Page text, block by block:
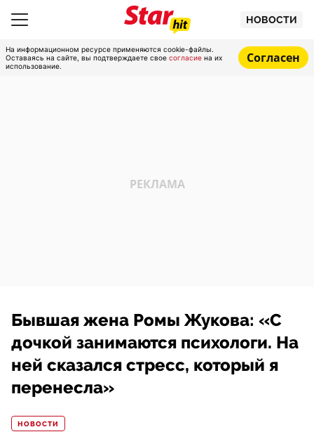
НОВОСТИ
На информационном ресурсе применяются cookie-файлы.
Оставаясь на сайте, вы подтверждаете свое согласие на их
использование.
Согласен
Бывшая жена Ромы Жукова: «С
дочкой занимаются психологи. На
ней сказался стресс, который я
перенесла»
НОВОСТИ